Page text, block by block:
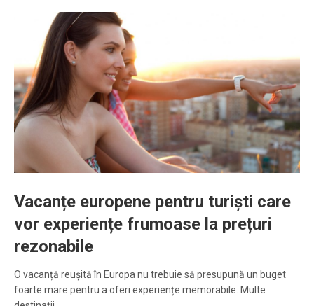
Vacanțe europene pentru turiști care
vor experiențe frumoase la prețuri
rezonabile
O vacanță reușită în Europa nu trebuie să presupună un buget
foarte mare pentru a oferi experiențe memorabile. Multe